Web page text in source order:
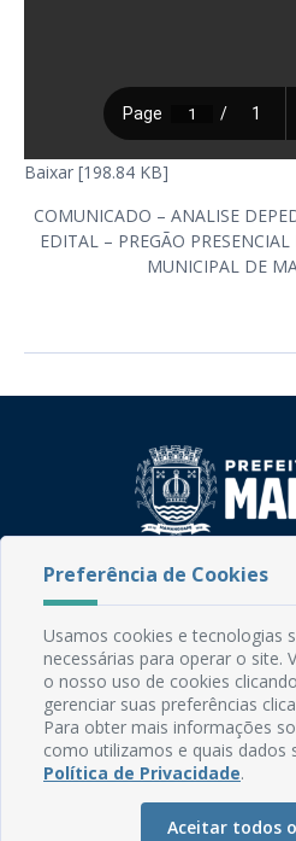
Baixar [198.84 KB]
COMUNICADO – ANALISE
EDITAL – PREGÃO
MUNICIPAL DE
Rua do Imperador, 78,
CEP: 58.280-000 -
Fone: (83) 3292-2246
Email:
Expediente: Segunda à Sexta,
Mapa do Site
Perguntas frequentes
Manual de
Preferência de Cookies
Usamos cookies e tecnologias
necessárias para operar o site.
o nosso uso de cookies
gerenciar suas preferências
Para obter mais informações
como utilizamos e quais dados
Política de Privacidade.
Aceitar todos